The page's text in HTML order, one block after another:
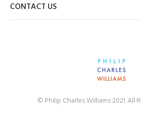
CONTACT US
© Philip Charles Williams 2021. All